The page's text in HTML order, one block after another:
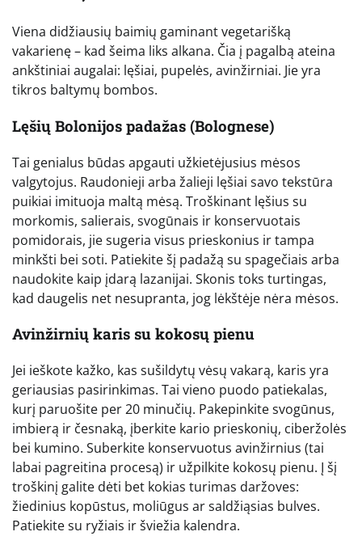
Viena didžiausių baimių gaminant vegetarišką
vakarienę – kad šeima liks alkana. Čia į pagalbą ateina
ankštiniai augalai: lęšiai, pupelės, avinžirniai. Jie yra
tikros baltymų bombos.
Lęšių Bolonijos padažas (Bolognese)
Tai genialus būdas apgauti užkietėjusius mėsos
valgytojus. Raudonieji arba žalieji lęšiai savo tekstūra
puikiai imituoja maltą mėsą. Troškinant lęšius su
morkomis, salierais, svogūnais ir konservuotais
pomidorais, jie sugeria visus prieskonius ir tampa
minkšti bei soti. Patiekite šį padažą su spagečiais arba
naudokite kaip įdarą lazanijai. Skonis toks turtingas,
kad daugelis net nesupranta, jog lėkštėje nėra mėsos.
Avinžirnių karis su kokosų pienu
Jei ieškote kažko, kas sušildytų vėsų vakarą, karis yra
geriausias pasirinkimas. Tai vieno puodo patiekalas,
kurį paruošite per 20 minučių. Pakepinkite svogūnus,
imbierą ir česnaką, įberkite kario prieskonių, ciberžolės
bei kumino. Suberkite konservuotus avinžirnius (tai
labai pagreitina procesą) ir užpilkite kokosų pienu. Į šį
troškinį galite dėti bet kokias turimas daržoves:
žiedinius kopūstus, moliūgus ar saldžiąsias bulves.
Patiekite su ryžiais ir šviežia kalendra.